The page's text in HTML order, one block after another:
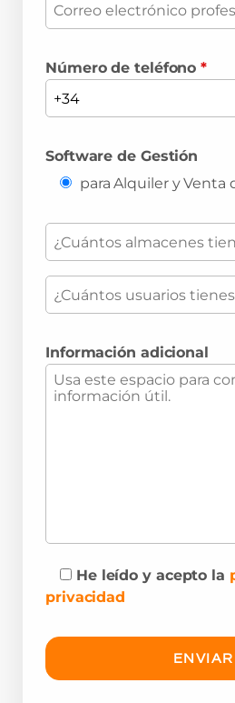
Número de teléfono*
Software de Gestión
para Alquiler y Venta
Información adicional
He leído y acepto la
privacidad